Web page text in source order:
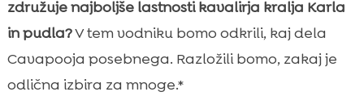
 Negovanje in nega Cavapoo
 Zdravje in pogoste težave
 Prehrana za Cavapoo
 Zakaj izbrati CricksyDog za svojega
združuje najboljše lastnosti kavalirja kralja Karla
in pudla?V tem vodniku bomo odkrili, kaj dela
Cavapooja posebnega. Razložili bomo, zakaj je
odlična izbira za mnoge.*